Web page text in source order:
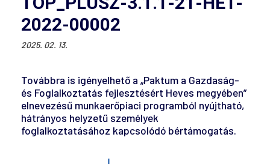
2022-00002
2025. 02. 13.
Továbbra is igényelhető a „Paktum a Gazdaság-
és Foglalkoztatás fejlesztésért Heves megyében”
elnevezésű munkaerőpiaci programból nyújtható,
hátrányos helyzetű személyek
foglalkoztatásához kapcsolódó bértámogatás.